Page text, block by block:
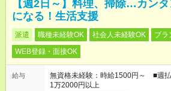
【週2日～】料理、掃除…カン
になる！生活支援
派遣 職種未経験OK 社会人未経験OK
ブラ
WEB登録・面接OK
給与
無資格未経験：時給1500円～ ■週
1万2000円以上